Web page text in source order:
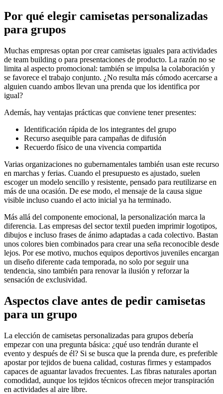
Por qué elegir camisetas personalizadas
para grupos
Muchas empresas optan por crear camisetas iguales para actividades
de team building o para presentaciones de producto. La razón no se
limita al aspecto promocional: también se impulsa la colaboración y
se favorece el trabajo conjunto. ¿No resulta más cómodo acercarse a
alguien cuando ambos llevan una prenda que los identifica por
igual?
Además, hay ventajas prácticas que conviene tener presentes:
Identificación rápida de los integrantes del grupo
Recurso asequible para campañas de difusión
Recuerdo físico de una vivencia compartida
Varias organizaciones no gubernamentales también usan este recurso
en marchas y ferias. Cuando el presupuesto es ajustado, suelen
escoger un modelo sencillo y resistente, pensado para reutilizarse en
más de una ocasión. De ese modo, el mensaje de la causa sigue
visible incluso cuando el acto inicial ya ha terminado.
Más allá del componente emocional, la personalización marca la
diferencia. Las empresas del sector textil pueden imprimir logotipos,
dibujos e incluso frases de ánimo adaptadas a cada colectivo. Bastan
unos colores bien combinados para crear una seña reconocible desde
lejos. Por ese motivo, muchos equipos deportivos juveniles encargan
un diseño diferente cada temporada, no solo por seguir una
tendencia, sino también para renovar la ilusión y reforzar la
sensación de exclusividad.
Aspectos clave antes de pedir camisetas
para un grupo
La elección de camisetas personalizadas para grupos debería
empezar con una pregunta básica: ¿qué uso tendrán durante el
evento y después de él? Si se busca que la prenda dure, es preferible
apostar por tejidos de buena calidad, costuras firmes y estampados
capaces de aguantar lavados frecuentes. Las fibras naturales aportan
comodidad, aunque los tejidos técnicos ofrecen mejor transpiración
en actividades al aire libre.